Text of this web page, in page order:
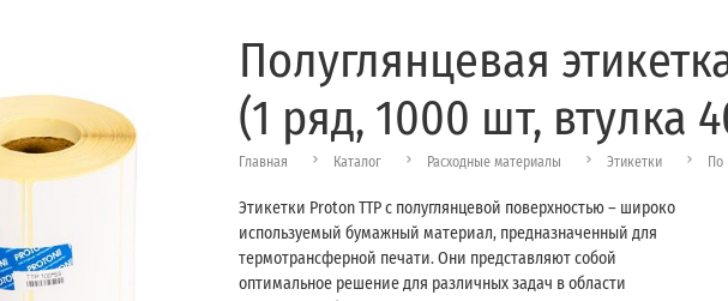
Полуглянцевая
(1 ряд, 1000 шт, втулка
Главная Каталог Расходные материалы Этикетки По
Этикетки Proton TTP с полуглянцевой поверхностью – широко
используемый бумажный материал, предназначенный для
термотрансферной печати. Они представляют собой
оптимальное решение для различных задач в области